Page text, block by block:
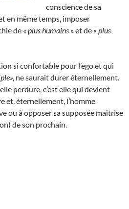
conscience de sa
et en même temps, imposer
de « plus humains » et de « plus
si confortable pour l’ego et qui
ne saurait durer éternellement.
perdure, c’est elle qui devient
et, éternellement, l’homme
ou à opposer sa supposée maîtrise
de son prochain.